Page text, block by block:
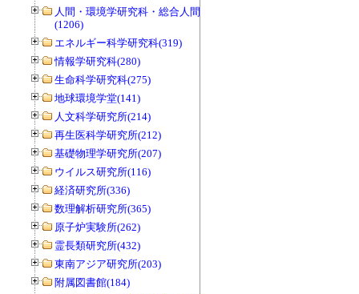
人間・環境学研究科・総合人間学部
(1206)
エネルギー科学研究科(319)
情報学研究科(280)
生命科学研究科(275)
地球環境学堂(141)
人文科学研究所(214)
再生医科学研究所(212)
基礎物理学研究所(207)
ウイルス研究所(116)
経済研究所(336)
数理解析研究所(365)
原子炉実験所(262)
霊長類研究所(432)
東南アジア研究所(203)
附属図書館(184)